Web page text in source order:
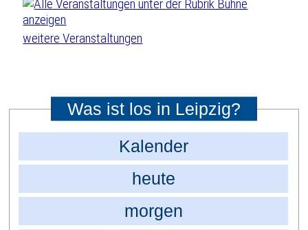
weitere Veranstaltungen
Was ist los in Leipzig?
Kalender
heute
morgen